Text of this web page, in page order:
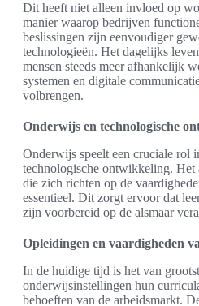
Dit heeft niet alleen invloed op
manier waarop bedrijven
beslissingen zijn eenvoudiger
technologieën. Het dagelijks
mensen steeds meer afhankelijk
systemen en digitale
volbrengen.
Onderwijs en technologische
Onderwijs speelt een cruciale rol
technologische ontwikkeling. Het
die zich richten op de
essentieel. Dit zorgt ervoor dat
zijn voorbereid op de alsmaar
Opleidingen en vaardigheden
In de huidige tijd is het van
onderwijsinstellingen hun
behoeften van de arbeidsmarkt.